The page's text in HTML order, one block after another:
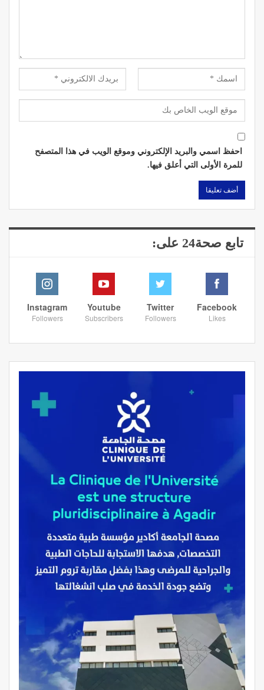
احفظ اسمي والبريد الإلكتروني وموقع الويب في هذا المتصفح
للمرة الأولى التي أعلق فيها.
تابع صحة24 على:
Facebook
Likes
Twitter
Followers
Youtube
Subscribers
Instagram
Followers